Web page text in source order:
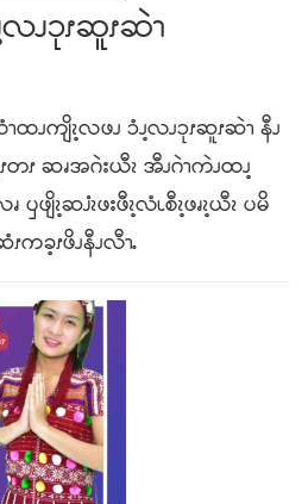
ၪၥုၭဆူၭဆဲၫ
ထၪကျိၩ့လဖၪ ၥံၪ့လၪၥုၭဆူၭဆဲၫ နီၪ
တၭ ဆၧအဂဲးယီၩ အီၪဂဲၫကဲၪထၪ့
ျိၩ့ဆၨၩဖးဖီၩ့လံၬစီၩ့ဖၧၩ့ယီၩ ပမိ
ကခ့ၭဖိၪနီၪလီၫႉ